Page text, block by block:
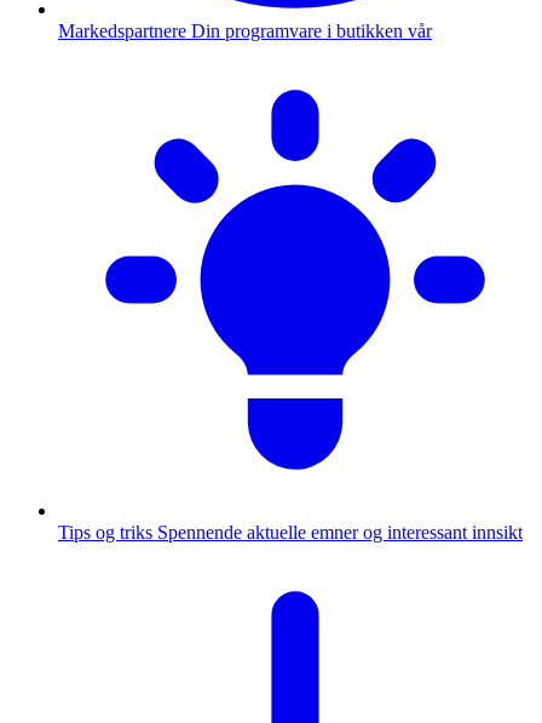
Markedspartnere Din programvare i butikken vår
Tips og triks Spennende aktuelle emner og interessant innsikt